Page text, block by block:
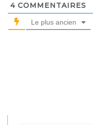
4 COMMENTAIRES
Le plus ancien